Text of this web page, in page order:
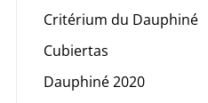
Critérium du Dauphiné
Cubiertas
Dauphiné 2020